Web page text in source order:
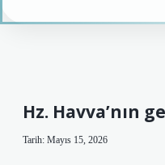
Hz. Havva’nın
Tarih: Mayıs 15, 2026